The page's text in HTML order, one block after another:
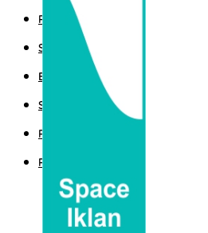
POLITIK
SPORT
EKBIS
SAINTEK
PEMERINTAHAN
PARLEMEN